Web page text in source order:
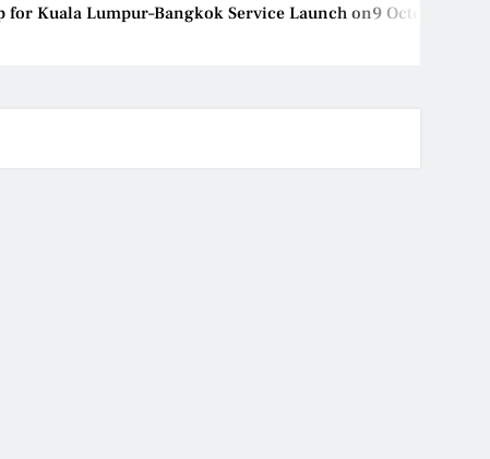
Kuala Lumpur–Bangkok Service Launch on9 October